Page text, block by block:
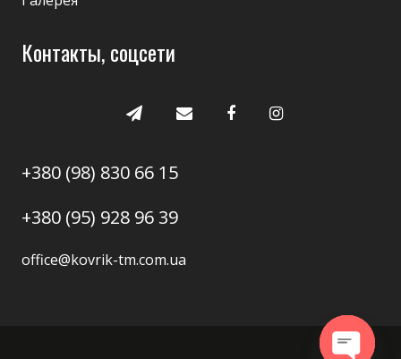
Контакты, соцсети
+380 (98) 830 66 15
+380 (95) 928 96 39
office@kovrik-tm.com.ua